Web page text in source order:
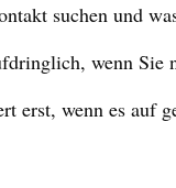
suchen und
wenn Sie
erst, wenn es auf